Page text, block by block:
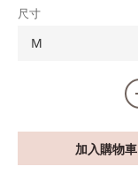
尺寸
加入購物車